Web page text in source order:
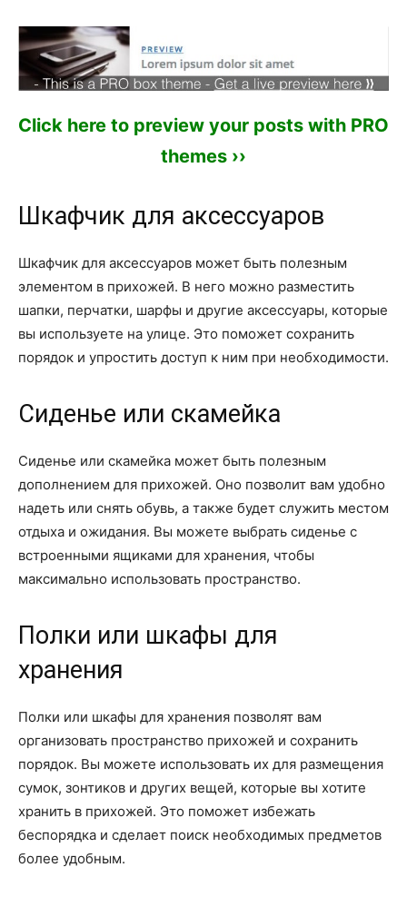
Click here to preview your posts with PRO
themes ››
Шкафчик для аксессуаров
Шкафчик для аксессуаров может быть полезным
элементом в прихожей. В него можно разместить
шапки, перчатки, шарфы и другие аксессуары, которые
вы используете на улице. Это поможет сохранить
порядок и упростить доступ к ним при необходимости.
Сиденье или скамейка
Сиденье или скамейка может быть полезным
дополнением для прихожей. Оно позволит вам удобно
надеть или снять обувь, а также будет служить местом
отдыха и ожидания. Вы можете выбрать сиденье с
встроенными ящиками для хранения, чтобы
максимально использовать пространство.
Полки или шкафы для
хранения
Полки или шкафы для хранения позволят вам
организовать пространство прихожей и сохранить
порядок. Вы можете использовать их для размещения
сумок, зонтиков и других вещей, которые вы хотите
хранить в прихожей. Это поможет избежать
беспорядка и сделает поиск необходимых предметов
более удобным.